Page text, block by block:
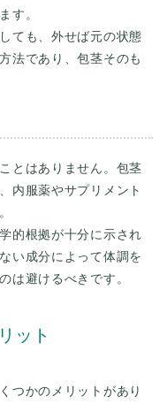
す。
ても、外せば元の状態
法であり、包茎そのも
とはありません。包茎
内服薬やサプリメント
的根拠が十分に示され
い成分によって体調を
ット
つかのメリットがあり